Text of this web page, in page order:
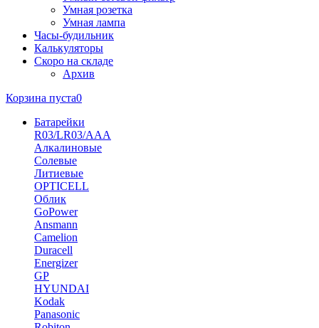
Умная розетка
Умная лампа
Часы-будильник
Калькуляторы
Скоро на складе
Архив
Корзина пуста0
Батарейки
R03/LR03/AAA
Алкалиновые
Солевые
Литиевые
OPTICELL
Облик
GoPower
Ansmann
Camelion
Duracell
Energizer
GP
HYUNDAI
Kodak
Panasonic